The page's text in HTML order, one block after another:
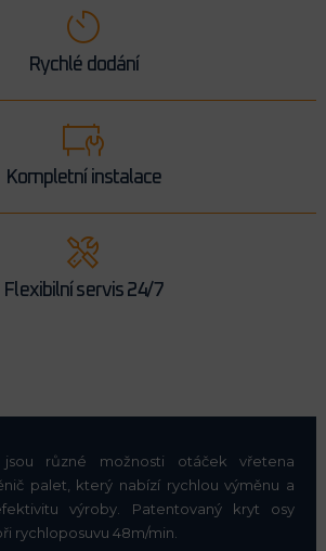
Rychlé dodání
Kompletní instalace
Flexibilní servis 24/7
různé možnosti otáček vřetena
palet, který nabízí rychlou výměnu a
výroby. Patentovaný kryt osy
rychloposuvu 48m/min.